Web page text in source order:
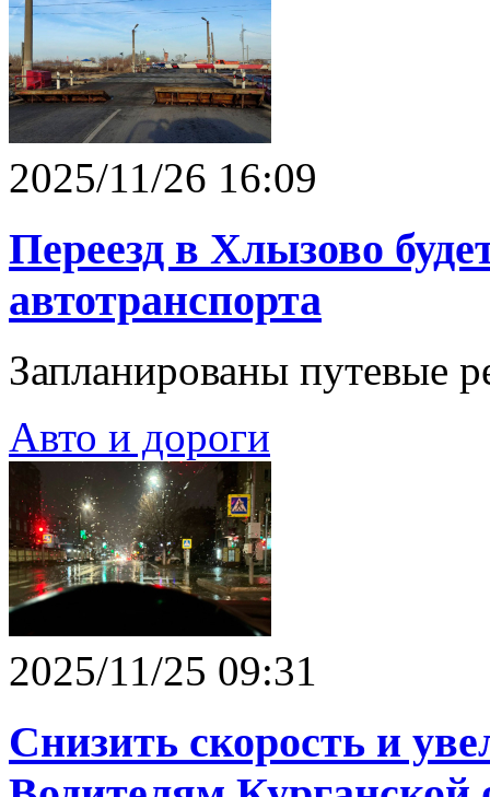
2025/11/26 16:09
Переезд в Хлызово
автотранспорта
Запланированы путевые
Авто и дороги
2025/11/25 09:31
Снизить скорость и